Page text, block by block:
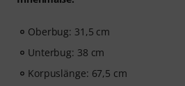
Oberbug: 31,5 cm
Unterbug: 38 cm
Korpuslänge: 67,5 cm